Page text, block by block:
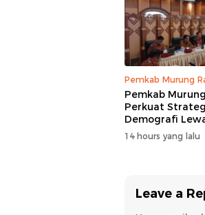
Pemkab Murung
Pemkab
Perkuat
Demografi
Nomor 14
14 hours yang lalu
Leave a